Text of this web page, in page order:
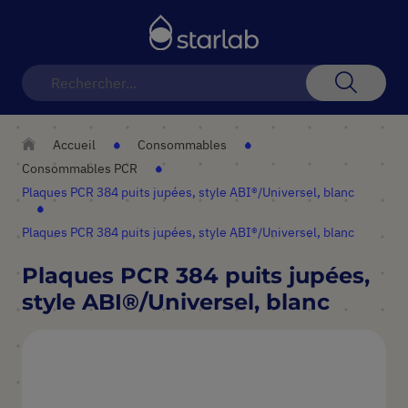
Accueil
Consommables
Consommables PCR
Plaques PCR 384 puits jupées, style ABI®/Universel, blanc
Plaques PCR 384 puits jupées, style ABI®/Universel, blanc
Plaques PCR 384 puits jupées,
style ABI®/Universel, blanc